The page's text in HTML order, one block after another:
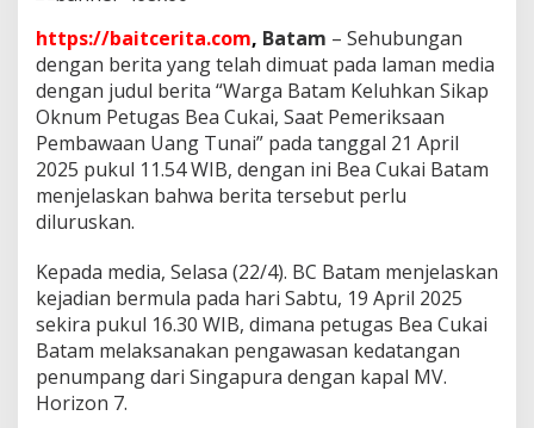
a
w
a
U
a
n
g
T
a
K
e
l
u
a
https://baitcerita.com, Batam – Sehubungan
dengan berita yang telah dimuat pada laman media
dengan judul berita “Warga Batam Keluhkan Sikap
Oknum Petugas Bea Cukai, Saat Pemeriksaan
Pembawaan Uang Tunai” pada tanggal 21 April
2025 pukul 11.54 WIB, dengan ini Bea Cukai Batam
menjelaskan bahwa berita tersebut perlu
diluruskan.
Kepada media, Selasa (22/4). BC Batam menjelaskan
kejadian bermula pada hari Sabtu, 19 April 2025
sekira pukul 16.30 WIB, dimana petugas Bea Cukai
Batam melaksanakan pengawasan kedatangan
penumpang dari Singapura dengan kapal MV.
Horizon 7.